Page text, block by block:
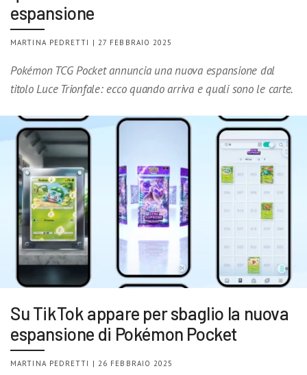
espansione
MARTINA PEDRETTI | 27 FEBBRAIO 2025
Pokémon TCG Pocket annuncia una nuova espansione dal
titolo Luce Trionfale: ecco quando arriva e quali sono le carte.
Su TikTok appare per sbaglio la nuova
espansione di Pokémon Pocket
MARTINA PEDRETTI | 26 FEBBRAIO 2025